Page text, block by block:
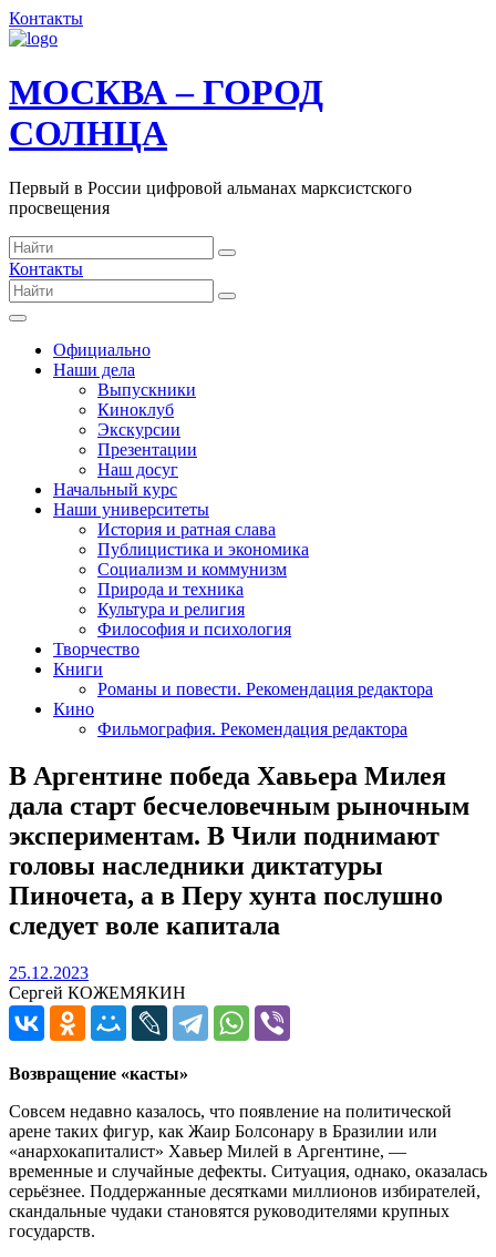
Контакты
МОСКВА – ГОРОД
СОЛНЦА
Первый в России цифровой альманах марксистского
просвещения
Контакты
Официально
Наши дела
Выпускники
Киноклуб
Экскурсии
Презентации
Наш досуг
Начальный курс
Наши университеты
История и ратная слава
Публицистика и экономика
Социализм и коммунизм
Природа и техника
Культура и религия
Философия и психология
Творчество
Книги
Романы и повести. Рекомендация редактора
Кино
Фильмография. Рекомендация редактора
В Аргентине победа Хавьера Милея
дала старт бесчеловечным рыночным
экспериментам. В Чили поднимают
головы наследники диктатуры
Пиночета, а в Перу хунта послушно
следует воле капитала
25.12.202325.12.2023
Сергей КОЖЕМЯКИН
Возвращение «касты»
Совсем недавно казалось, что появление на политической
арене таких фигур, как Жаир Болсонару в Бразилии или
«анархокапиталист» Хавьер Милей в Аргентине, —
временные и случайные дефекты. Ситуация, однако, оказалась
серьёзнее. Поддержанные десятками миллионов избирателей,
скандальные чудаки становятся руководителями крупных
государств.